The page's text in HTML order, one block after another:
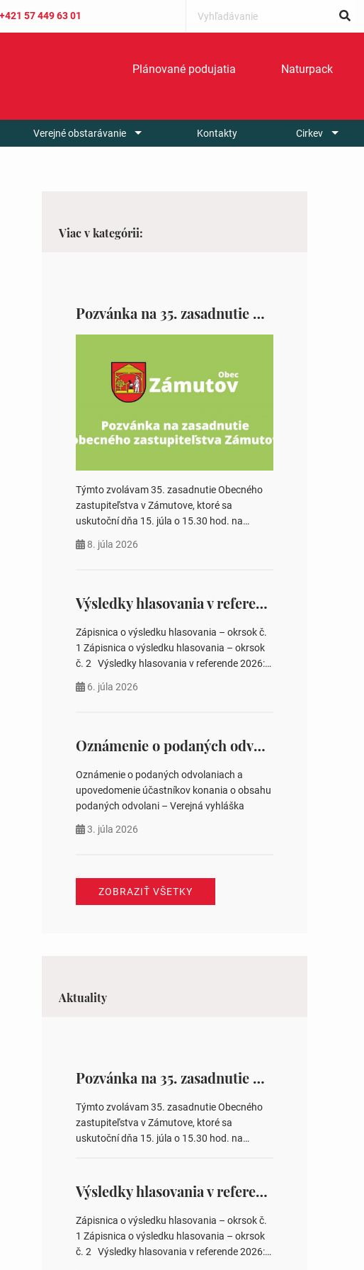
+421 57 449 63 01
Plánované podujatia Naturpack
Verejné obstarávanie Kontakty Cirkev
Viac v kategórii:
Pozvánka na 35. zasadnutie OZ v Zámutove
Týmto zvolávam 35. zasadnutie Obecného
zastupiteľstva v Zámutove, ktoré sa
uskutoční dňa 15. júla o 15.30 hod. na
Schválenie programu rokovania 2.
voľby poslancov obecných zastupiteľstiev,
počtu poslancov obecných zastupiteľstiev v
nich 4. Schválenie odpredaja obecného
pozemku –…
8. júla 2026
Výsledky hlasovania v referende 2026
Zápisnica o výsledku hlasovania – okrsok č.
1 Zápisnica o výsledku hlasovania – okrsok
č. 2 Výsledky hlasovania v referende 2026:
na hlasovaní https://www.volbysr.sk/…
6. júla 2026
Oznámenie o podaných odvolaniach a upovedomenie účastníkov konania o obsahu podaných odvolani – Verejná vyhláška
Oznámenie o podaných odvolaniach a
upovedomenie účastníkov konania o obsahu
podaných odvolani – Verejná vyhláška
3. júla 2026
ZOBRAZIŤ VŠETKY
Aktuality
Pozvánka na 35. zasadnutie OZ v Zámutove
Týmto zvolávam 35. zasadnutie Obecného
zastupiteľstva v Zámutove, ktoré sa
uskutoční dňa 15. júla o 15.30 hod. na
Schválenie návrhovej komisie a overovateľov
zápisnice 3. Určenie volebných obvodov pre
voľby poslancov obecných zastupiteľstiev,
počtu poslancov obecných zastupiteľstiev v
nich 4. Schválenie odpredaja obecného
Výsledky hlasovania v referende 2026
Zápisnica o výsledku hlasovania – okrsok č.
1 Zápisnica o výsledku hlasovania – okrsok
č. 2 Výsledky hlasovania v referende 2026: